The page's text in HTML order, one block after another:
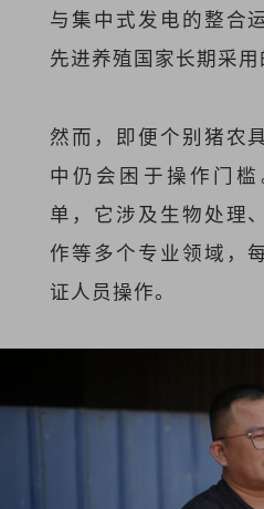
与集中式发电的整合
先进养殖国家长期采用
然而，即便个别猪农
中仍会困于操作门槛
单，它涉及生物处理
作等多个专业领域，
证人员操作。